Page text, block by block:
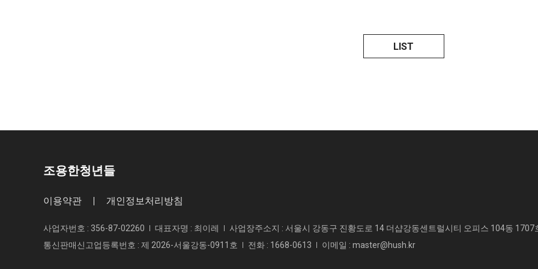
LIST
조용한청년들
이용약관 개인정보처리방침
사업자번호 : 356-87-02260 대표자명 : 최이레
사업장주소지 : 서울시 강동구 진황도로 14 더샵강동센트럴시티 오피스 104동 1707
통신판매신고업등록번호 : 제 2026-서울강동-0911호
전화 : 1668-0613 이메일 : master@hush.kr